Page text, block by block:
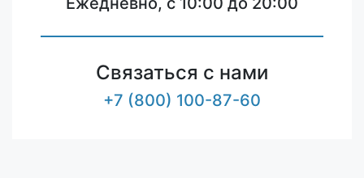
Связаться с нами
+7 (800) 100-87-60